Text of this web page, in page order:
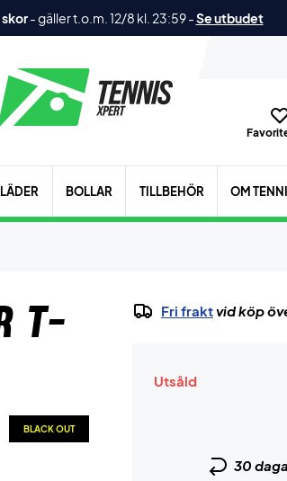
skor-gäller t.o.m. 12/8 kl. 23:59-Se utbudet
BOLLAR TILLBEHÖR OM
T-
BLACK OUT
Fri fraktvid köp
Utsåld
30